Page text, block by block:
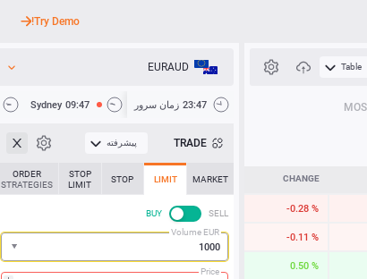
Try Demo!
Table
CHANGE
-0.28 %
-0.11 %
0.49 %
EURAUD
23:47 زمان سرور 09:47
Sydney
TRADE پیشرفته
MARKET
LIMIT
STOP
STOP
LIMIT
ORDER
STRATEGIES
SELL
BUY
Volume EUR
Price